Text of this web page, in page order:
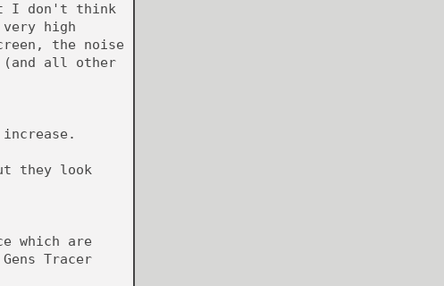
I don't think
high
the noise
(and all other
they look
which are
Tracer